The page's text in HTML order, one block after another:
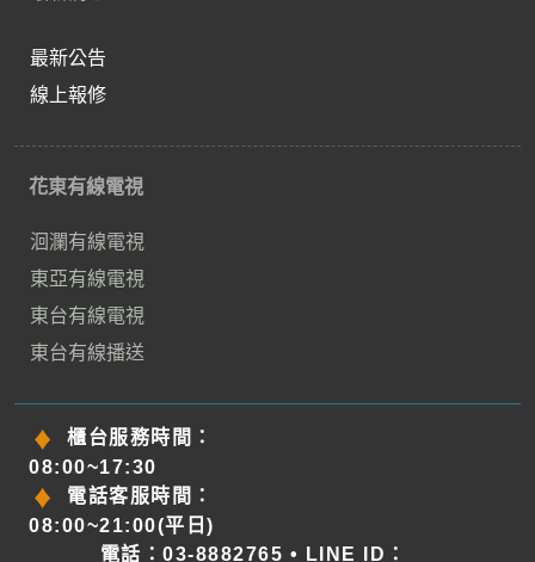
最新公告
線上報修
花東有線電視
洄瀾有線電視
東亞有線電視
東台有線電視
東台有線播送
櫃台服務時間：
08:00~17:30
電話客服時間：
08:00~21:00(平日)
電話：03-8882765 • LINE ID：